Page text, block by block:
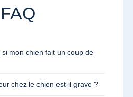
FAQ
mon chien fait un coup de
chez le chien est-il grave ?